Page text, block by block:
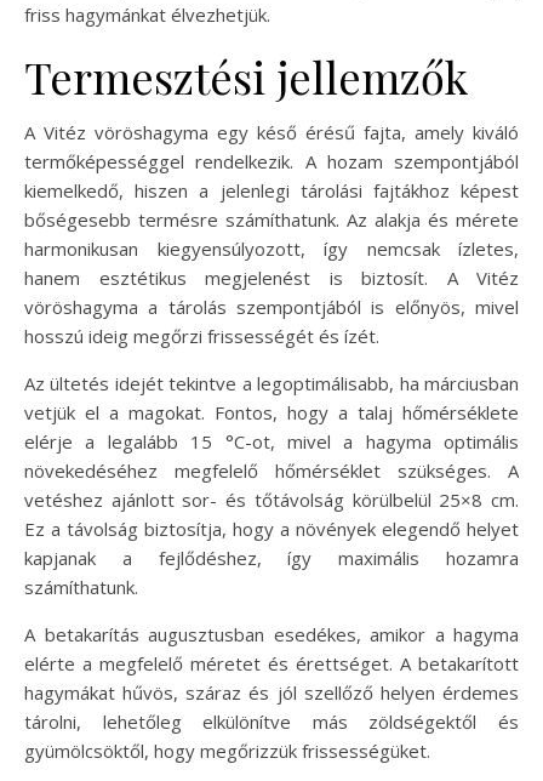
friss hagymánkat élvezhetjük.
Termesztési jellemzők
A Vitéz vöröshagyma egy késő érésű fajta, amely kiváló
termőképességgel rendelkezik. A hozam szempontjából
kiemelkedő, hiszen a jelenlegi tárolási fajtákhoz képest
bőségesebb termésre számíthatunk. Az alakja és mérete
harmonikusan kiegyensúlyozott, így nemcsak ízletes,
hanem esztétikus megjelenést is biztosít. A Vitéz
vöröshagyma a tárolás szempontjából is előnyös, mivel
hosszú ideig megőrzi frissességét és ízét.
Az ültetés idejét tekintve a legoptimálisabb, ha márciusban
vetjük el a magokat. Fontos, hogy a talaj hőmérséklete
elérje a legalább 15 °C-ot, mivel a hagyma optimális
növekedéséhez megfelelő hőmérséklet szükséges. A
vetéshez ajánlott sor- és tőtávolság körülbelül 25×8 cm.
Ez a távolság biztosítja, hogy a növények elegendő helyet
kapjanak a fejlődéshez, így maximális hozamra
számíthatunk.
A betakarítás augusztusban esedékes, amikor a hagyma
elérte a megfelelő méretet és érettséget. A betakarított
hagymákat hűvös, száraz és jól szellőző helyen érdemes
tárolni, lehetőleg elkülönítve más zöldségektől és
gyümölcsöktől, hogy megőrizzük frissességüket.